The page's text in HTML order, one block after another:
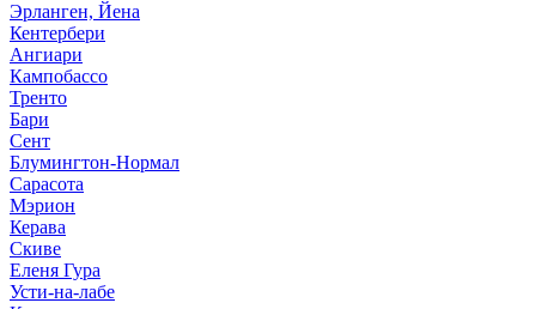
Эрланген, Йена
Кентербери
Ангиари
Кампобассо
Тренто
Бари
Сент
Блумингтон-Нормал
Сарасота
Мэрион
Керава
Скиве
Еленя Гура
Усти-на-лабе